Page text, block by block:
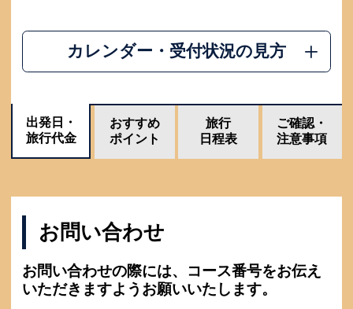
カレンダー・受付状況の見方
出発日・
旅行代金
おすすめ
ポイント
旅行
日程表
ご確認・
注意事項
お問い合わせ
お問い合わせの際には、コース番号をお伝え
いただきますようお願いいたします。